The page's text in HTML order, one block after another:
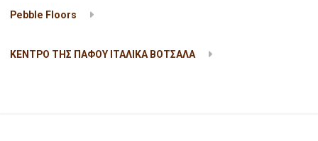
Pebble Floors
ΚΕΝΤΡΟ ΤΗΣ ΠΑΦΟΥ ΙΤΑΛΙΚΑ ΒΟΤΣΑΛΑ